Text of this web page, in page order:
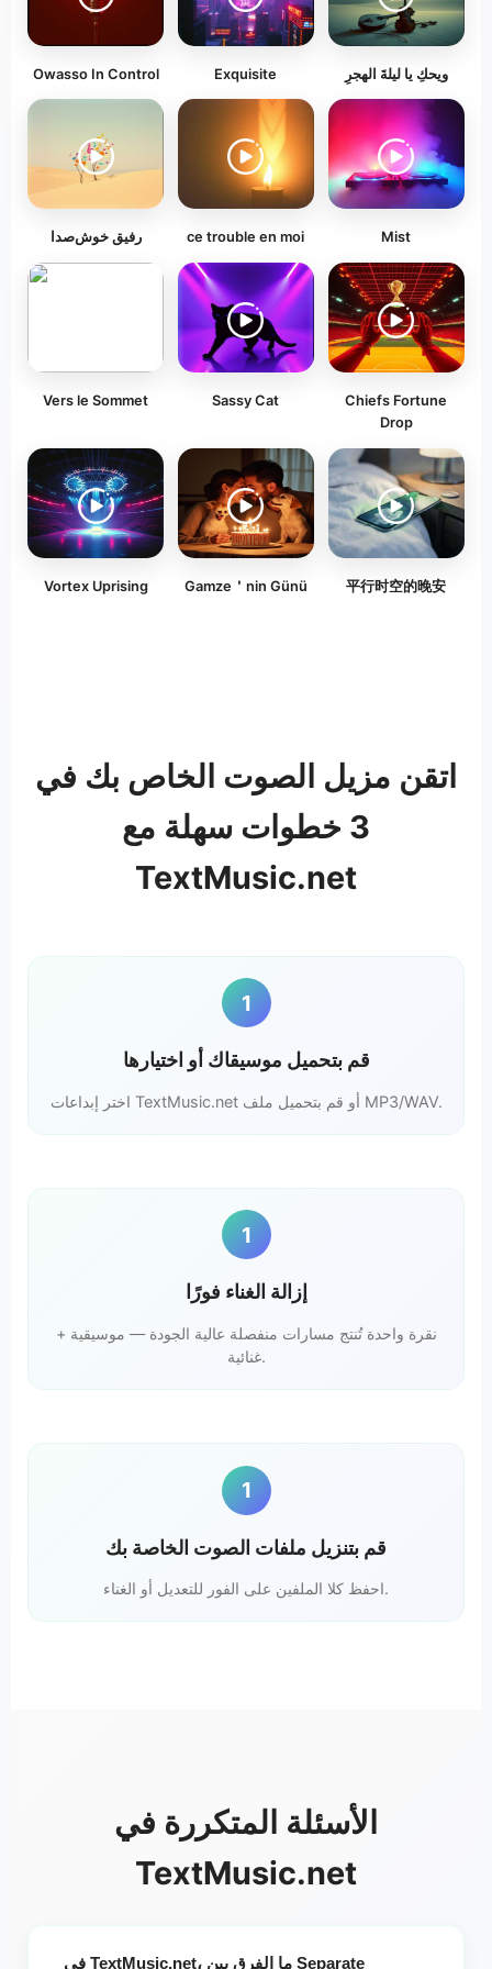
Owasso In Control Exquisite ويحكِ يا ليلةَ الهجرِ
رفیق خوش‌صدا ce trouble en moi Mist
Vers le Sommet Sassy Cat
Chiefs Fortune
Drop
Vortex Uprising Gamze＇nin Günü 平行时空的晚安
اتقن مزيل الصوت الخاص بك في
3 خطوات سهلة مع
TextMusic.net
1
قم بتحميل موسيقاك أو اختيارها
اختر إبداعات TextMusic.net أو قم بتحميل ملف MP3/WAV.
1
إزالة الغناء فورًا
نقرة واحدة تُنتج مسارات منفصلة عالية الجودة — موسيقية +
غنائية.
1
قم بتنزيل ملفات الصوت الخاصة بك
احفظ كلا الملفين على الفور للتعديل أو الغناء.
الأسئلة المتكررة في
TextMusic.net
في TextMusic.net، ما الفرق بين Separate